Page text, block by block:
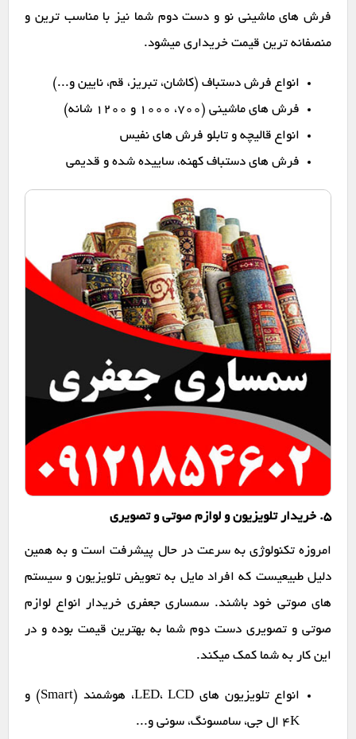
فرش های ماشینی نو و دست دوم شما نیز با مناسب ترین و
منصفانه ترین قیمت خریداری میشود.
انواع فرش دستباف (کاشان، تبریز، قم، نایین و...)
فرش های ماشینی (۷۰۰، ۱۰۰۰ و ۱۲۰۰ شانه)
انواع قالیچه و تابلو فرش های نفیس
فرش های دستباف کهنه، ساییده شده و قدیمی
۵. خریدار تلویزیون و لوازم صوتی و تصویری
امروزه تکنولوژی به سرعت در حال پیشرفت است و به همین
دلیل طبیعیست که افراد مایل به تعویض تلویزیون و سیستم
های صوتی خود باشند. سمساری جعفری خریدار انواع لوازم
صوتی و تصویری دست دوم شما به بهترین قیمت بوده و در
این کار به شما کمک میکند.
انواع تلویزیون های LED، LCD، هوشمند (Smart) و
4K ال جی، سامسونگ، سونی و...